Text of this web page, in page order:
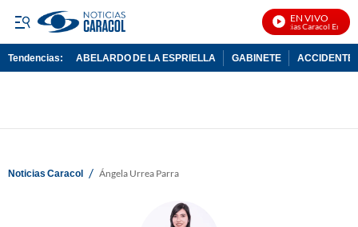
EN VIVO
Noticias Caracol En Vivo
Tendencias: ABELARDO DE LA ESPRIELLA GABINETE ACCIDENTE
Noticias Caracol / Ángela Urrea Parra